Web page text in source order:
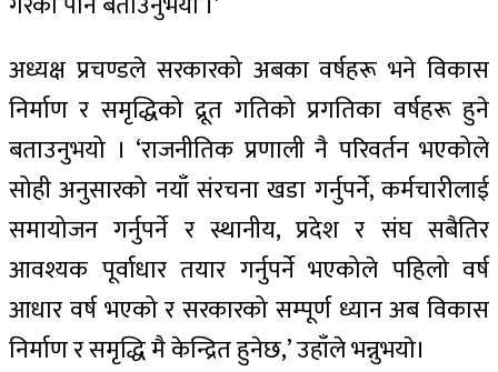
अध्यक्ष प्रचण्डले सरकारको अबका वर्षहरू भने विकास
निर्माण र समृद्धिको द्रूत गतिको प्रगतिका वर्षहरू हुने
बताउनुभयो । ‘राजनीतिक प्रणाली नै परिवर्तन भएकोले
सोही अनुसारको नयाँ संरचना खडा गर्नुपर्ने, कर्मचारीलाई
समायोजन गर्नुपर्ने र स्थानीय, प्रदेश र संघ सबैतिर
आवश्यक पूर्वाधार तयार गर्नुपर्ने भएकोले पहिलो वर्ष
आधार वर्ष भएको र सरकारको सम्पूर्ण ध्यान अब विकास
निर्माण र समृद्धि मै केन्द्रित हुनेछ,’ उहाँले भन्नुभयाे।